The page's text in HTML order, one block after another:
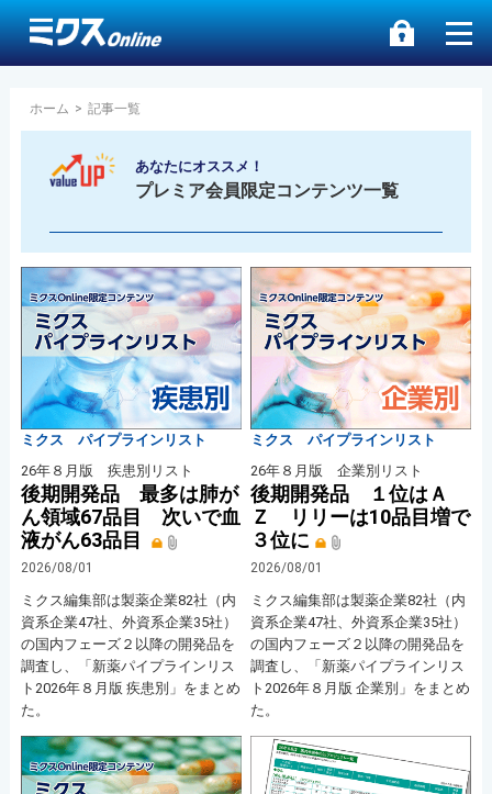
ホーム > 記事一覧
あなたにオススメ！
プレミア会員限定コンテンツ一覧
ミクス パイプラインリスト
26年８月版 疾患別リスト
後期開発品 最多は肺が
ん領域67品目 次いで血
液がん63品目
2026/08/01
ミクス編集部は製薬企業82社（内
資系企業47社、外資系企業35社）
の国内フェーズ２以降の開発品を
調査し、「新薬パイプラインリス
ト2026年８月版 疾患別」をまとめ
た。
ミクス パイプラインリスト
26年８月版 企業別リスト
後期開発品 １位はＡ
Ｚ リリーは10品目増で
３位に
2026/08/01
ミクス編集部は製薬企業82社（内
資系企業47社、外資系企業35社）
の国内フェーズ２以降の開発品を
調査し、「新薬パイプラインリス
ト2026年８月版 企業別」をまとめ
た。